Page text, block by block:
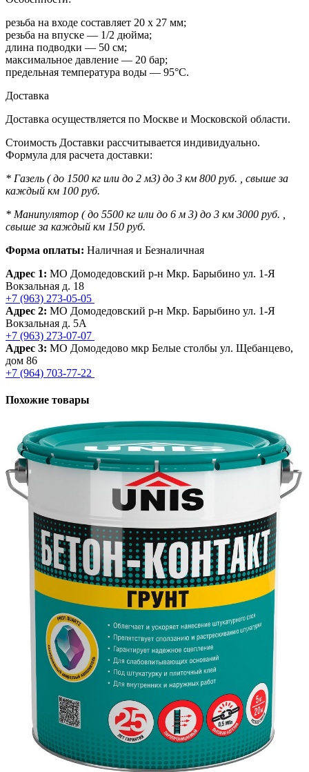
резьба на входе составляет 20 х 27 мм;
резьба на впуске — 1/2 дюйма;
длина подводки — 50 см;
максимальное давление — 20 бар;
предельная температура воды — 95°C.
Доставка
Доставка осуществляется по Москве и Московской области.
Стоимость Доставки рассчитывается индивидуально.
Формула для расчета доставки:
* Газель ( до 1500 кг или до 2 м3) до 3 км 800 руб. , свыше за
каждый км 100 руб.
* Манипулятор ( до 5500 кг или до 6 м 3) до 3 км 3000 руб. ,
свыше за каждый км 150 руб.
Форма оплаты: Наличная и Безналичная
Адрес 1: МО Домодедовский р-н Мкр. Барыбино ул. 1-Я
Вокзальная д. 18
+7 (963) 273-05-05
Адрес 2: МО Домодедовский р-н Мкр. Барыбино ул. 1-Я
Вокзальная д. 5А
+7 (963) 273-07-07
Адрес 3: МО Домодедово мкр Белые столбы ул. Щебанцево,
дом 86
+7 (964) 703-77-22
Похожие товары